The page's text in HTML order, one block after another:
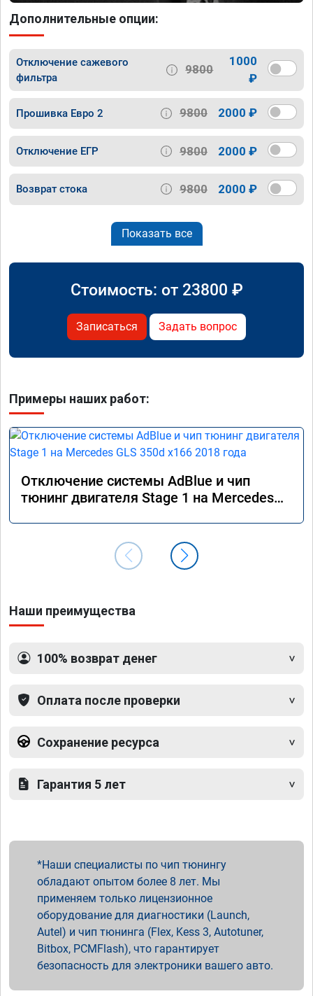
Дополнительные опции:
Отключение сажевого
фильтра
9800
1000
₽
Прошивка Евро 2 9800 2000 ₽
Отключение ЕГР 9800 2000 ₽
Возврат стока 9800 2000 ₽
Показать все
Стоимость: от 23800 ₽
Записаться Задать вопрос
Примеры наших работ:
Отключение системы AdBlue и чип
тюнинг двигателя Stage 1 на Mercedes
Наши преимущества
100% возврат денег
Оплата после проверки
Сохранение ресурса
Гарантия 5 лет
Наши специалисты по чип тюнингу
обладают опытом более 8 лет. Мы
применяем только лицензионное
оборудование для диагностики (Launch,
Autel) и чип тюнинга (Flex, Kess 3, Autotuner,
Bitbox, PCMFlash), что гарантирует
безопасность для электроники вашего авто.